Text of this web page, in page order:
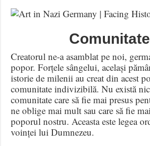
Comunitate
Creatorul ne-a asamblat pe noi,
popor.Forțele sângelui, același
istorie de milenii au creat din acest
comunitate indivizibilă.Nu există
comunitate care să fie mai presus
ne oblige mai mult sau care să fie
poporul nostru.Aceasta este legea
voinței lui Dumnezeu.